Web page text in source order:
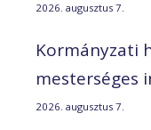
2026. augusztus 7.
Kormányzati
mesterséges
2026. augusztus 7.